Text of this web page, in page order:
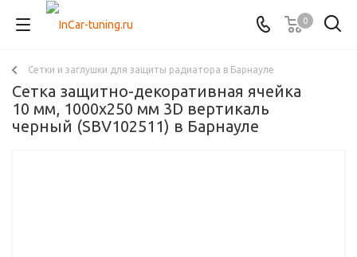
0
Сетки и заглушки для защиты радиатора в Барнауле
Сетка защитно-декоративная ячейка
10 мм, 1000х250 мм 3D вертикаль
черный (SBV102511) в Барнауле